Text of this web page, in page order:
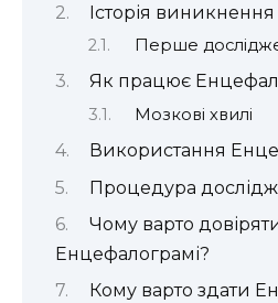
Історія
Перше
Як працює
Мозкові хвилі
Використання
Процедура
Чому варто
Енцефалограмі?
Кому варто здати